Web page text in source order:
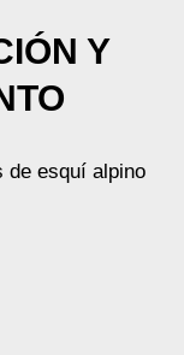
Y
de esquí alpino